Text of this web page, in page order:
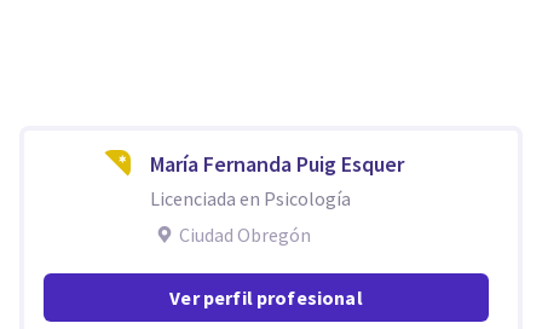
María Fernanda Puig Esquer
Licenciada en Psicología
Ciudad Obregón
Ver perfil profesional